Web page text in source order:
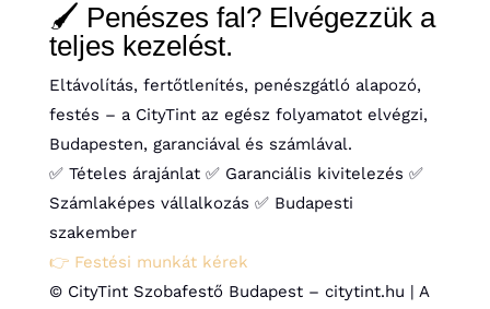
🖌️ Penészes fal? Elvégezzük a
teljes kezelést.
Eltávolítás, fertőtlenítés, penészgátló alapozó,
festés – a CityTint az egész folyamatot elvégzi,
Budapesten, garanciával és számlával.
✅ Tételes árajánlat ✅ Garanciális kivitelezés ✅
Számlaképes vállalkozás ✅ Budapesti
szakember
👉 Festési munkát kérek
© CityTint Szobafestő Budapest – citytint.hu | A